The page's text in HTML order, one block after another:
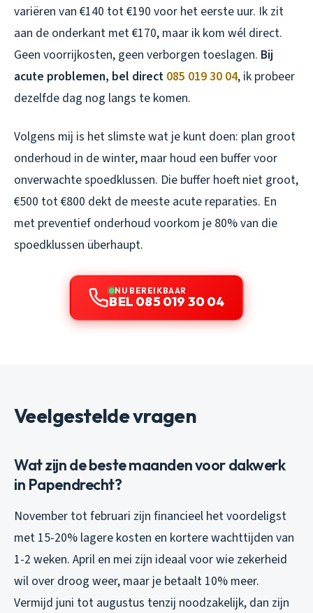
variëren van €140 tot €190 voor het eerste uur. Ik zit
aan de onderkant met €170, maar ik kom wél direct.
Geen voorrijkosten, geen verborgen toeslagen. Bij
acute problemen, bel direct 085 019 30 04, ik probeer
dezelfde dag nog langs te komen.
Volgens mij is het slimste wat je kunt doen: plan groot
onderhoud in de winter, maar houd een buffer voor
onverwachte spoedklussen. Die buffer hoeft niet groot,
€500 tot €800 dekt de meeste acute reparaties. En
met preventief onderhoud voorkom je 80% van die
spoedklussen überhaupt.
NU BEREIKBAAR
BEL 085 019 30 04
Veelgestelde vragen
Wat zijn de beste maanden voor dakwerk
in Papendrecht?
November tot februari zijn financieel het voordeligst
met 15-20% lagere kosten en kortere wachttijden van
1-2 weken. April en mei zijn ideaal voor wie zekerheid
wil over droog weer, maar je betaalt 10% meer.
Vermijd juni tot augustus tenzij noodzakelijk, dan zijn